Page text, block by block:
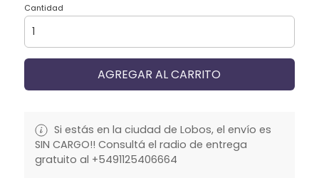
Cantidad
AGREGAR AL CARRITO
Si estás en la ciudad de Lobos, el envío es
SIN CARGO!! Consultá el radio de entrega
gratuito al +5491125406664